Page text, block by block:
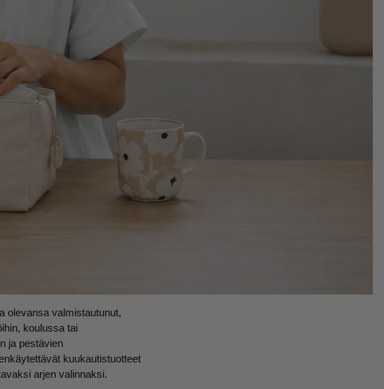
olevansa valmistautunut,
koulussa tai
ja pestävien
kuukautistuotteet
arjen valinnaksi.